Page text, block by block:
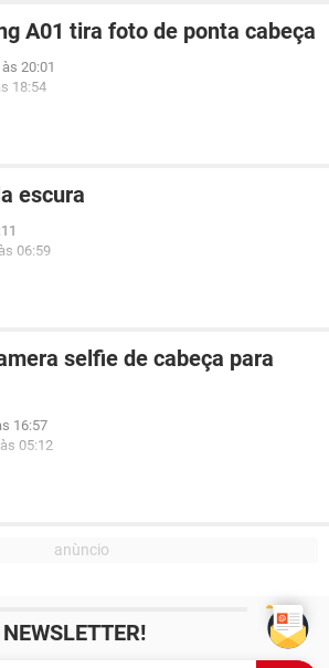
A01 tira foto de ponta cabeça
20:01
18:54
escura
06:59
selfie de cabeça para
16:57
05:12